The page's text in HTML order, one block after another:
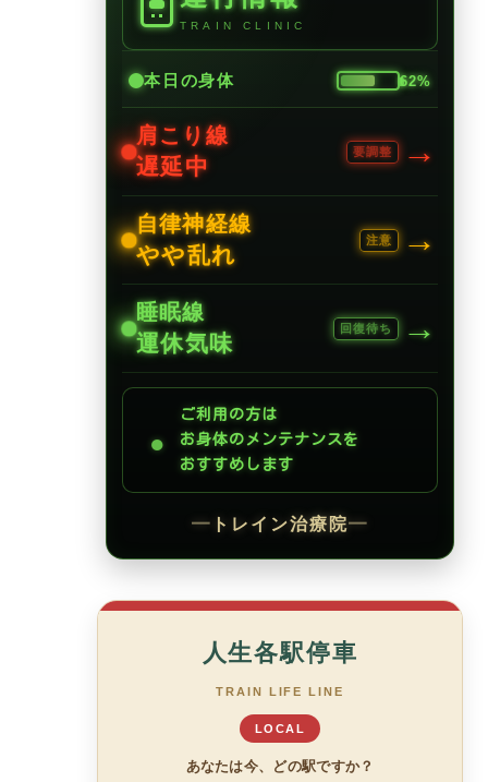
TRAIN CLINIC
本日の身体 62%
肩こり線
遅延中
要調整 →
自律神経線
やや乱れ
注意 →
睡眠線
運休気味
回復待ち →
●
ご利用の方は
お身体のメンテナンスを
おすすめします
━ トレイン治療院━
人生各駅停車
TRAIN LIFE LINE
LOCAL
あなたは今、どの駅ですか？